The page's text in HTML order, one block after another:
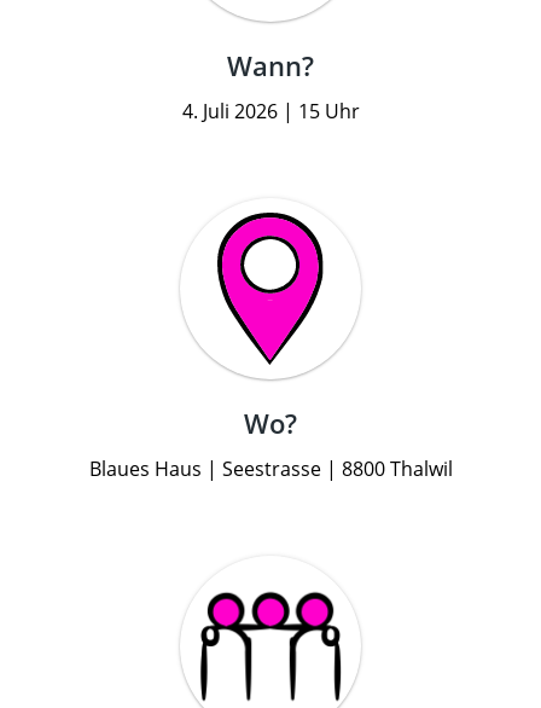
Wann?
4. Juli 2026 | 15 Uhr
Wo?
Blaues Haus | Seestrasse | 8800 Thalwil